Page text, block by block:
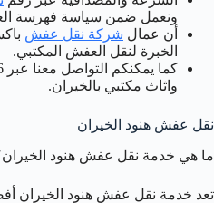
ونعمل ضمن سياسة فهرسة
أن عمال شركة نقل عفش
الخبرة لنقل العفش المكتبي.
واثاث مكتبي بالخيران.
نقل عفش هنود الخيران
ما هي خدمة نقل عفش هنود
تعد خدمة نقل عفش هنود الخيران